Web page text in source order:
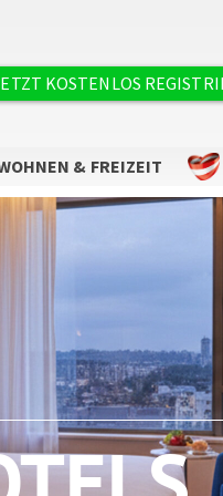
KOSTENLOS
& FREIZEIT
mehr
Newsletter.